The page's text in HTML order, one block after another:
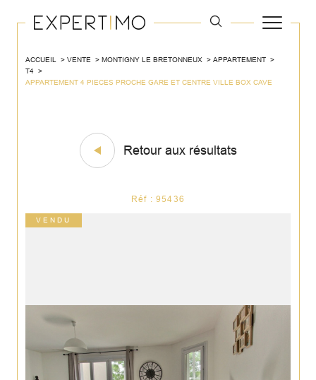
ACCUEIL VENTE MONTIGNY LE BRETONNEUX
APPARTEMENT
T4
APPARTEMENT 4 PIECES PROCHE GARE ET CENTRE VILLE BOX CAVE
Retour aux résultats
Réf : 95436
VENDU